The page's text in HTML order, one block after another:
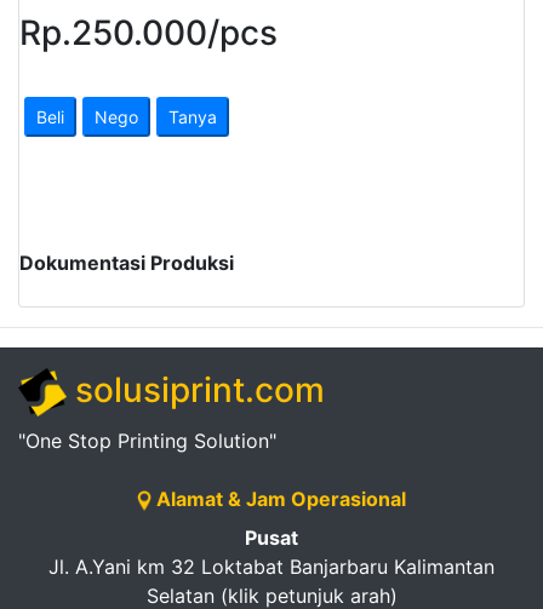
Rp.250.000/pcs
Beli Nego Tanya
Dokumentasi Produksi
solusiprint.com
"One Stop Printing Solution"
Alamat & Jam Operasional
Pusat
Jl. A.Yani km 32 Loktabat Banjarbaru Kalimantan
Selatan (klik petunjuk arah)